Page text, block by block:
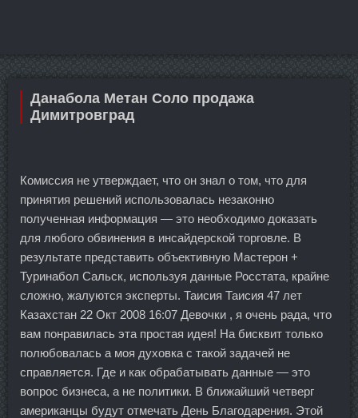
Данабола Метан Соло продажа
Димитровград
Комиссия не утверждает, что он знал о том, что для
принятия решений использовалась незаконно
полученная информация — это необходимо доказать
для любого обвинения в инсайдерской торговле. В
результате представить объективную Мастерон +
Туринабол Сальск, используя данные Росстата, крайне
сложно, жалуются эксперты. Таисия Таисия 47 лет
Казахстан 22 Окт 2008 16:07 Девочки , я очень рада, что
вам понравилась эта простая идея! На бисквит только
полюбовалась а моя духовка с такой задачей не
справляется. Где и как обрабатывать данные — это
вопрос бизнеса, а не политики. В ближайший четверг
американцы будут отмечать День Благодарения. Этой